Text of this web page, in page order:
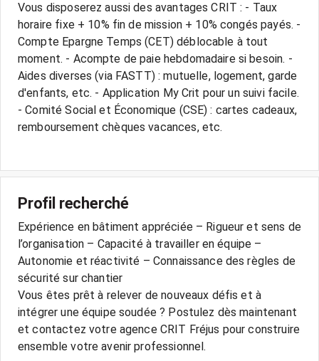
Vous disposerez aussi des avantages CRIT : - Taux
horaire fixe + 10% fin de mission + 10% congés payés. -
Compte Epargne Temps (CET) déblocable à tout
moment. - Acompte de paie hebdomadaire si besoin. -
Aides diverses (via FASTT) : mutuelle, logement, garde
d'enfants, etc. - Application My Crit pour un suivi facile.
- Comité Social et Économique (CSE) : cartes cadeaux,
remboursement chèques vacances, etc.
Profil recherché
Expérience en bâtiment appréciée – Rigueur et sens de
l’organisation – Capacité à travailler en équipe –
Autonomie et réactivité – Connaissance des règles de
sécurité sur chantier
Vous êtes prêt à relever de nouveaux défis et à
intégrer une équipe soudée ? Postulez dès maintenant
et contactez votre agence CRIT Fréjus pour construire
ensemble votre avenir professionnel.